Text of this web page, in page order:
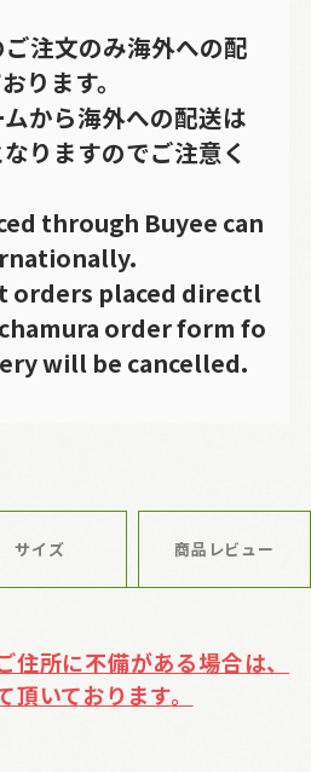
注文のみ海外への配
ります。
から海外への配送は
りますのでご注意く
through Buyee can
orders placed directl
order form fo
will be cancelled.
サイズ 商品レビュー
所に不備がある場合は、
いております。